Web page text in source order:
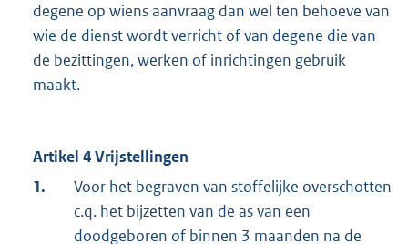
degene op wiens aanvraag dan wel ten behoeve van
wie de dienst wordt verricht of van degene die van
de bezittingen, werken of inrichtingen gebruik
maakt.
Artikel 4 Vrijstellingen
1.
Voor het begraven van stoffelijke overschotten
c.q. het bijzetten van de as van een
doodgeboren of binnen 3 maanden na de